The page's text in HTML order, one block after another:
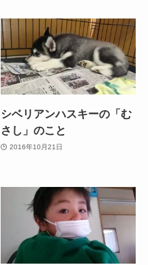
シベリアンハスキーの「む
さし」のこと
2016年10月21日